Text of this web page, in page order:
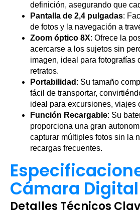
definición, asegurando que
Pantalla de 2,4 pulgadas:
de fotos y la navegación a
Zoom óptico 8X: Ofrece la
acercarse a los sujetos sin
imagen, ideal para fotografías
retratos.
Portabilidad : Su tamaño
fácil de transportar,
ideal para excursiones, viajes
Función Recargable: Su
proporciona una gran
capturar múltiples fotos sin la
recargas frecuentes.
Cámara Digital
Detalles Técnicos